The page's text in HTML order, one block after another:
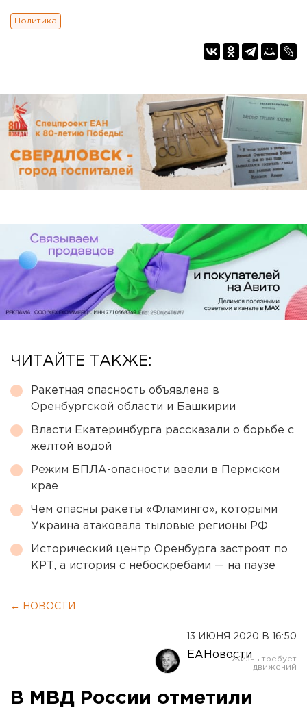
Политика
ЧИТАЙТЕ ТАКЖЕ:
Ракетная опасность объявлена в
Оренбургской области и Башкирии
Власти Екатеринбурга рассказали о борьбе с
желтой водой
Режим БПЛА-опасности ввели в Пермском
крае
Чем опасны ракеты «Фламинго», которыми
Украина атаковала тыловые регионы РФ
Исторический центр Оренбурга застроят по
КРТ, а история с небоскребами — на паузе
← НОВОСТИ
13 ИЮНЯ 2020 В 16:50
ЕАНовости
В МВД России отметили